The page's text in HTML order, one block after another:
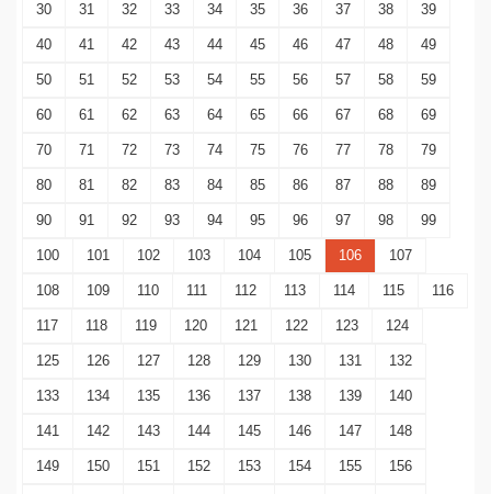
30 31 32 33 34 35 36 37 38 39
40 41 42 43 44 45 46 47 48 49
50 51 52 53 54 55 56 57 58 59
60 61 62 63 64 65 66 67 68 69
70 71 72 73 74 75 76 77 78 79
80 81 82 83 84 85 86 87 88 89
90 91 92 93 94 95 96 97 98 99
100 101 102 103 104 105 106 107
108 109 110 111 112 113 114 115 116
117 118 119 120 121 122 123 124
125 126 127 128 129 130 131 132
133 134 135 136 137 138 139 140
141 142 143 144 145 146 147 148
149 150 151 152 153 154 155 156